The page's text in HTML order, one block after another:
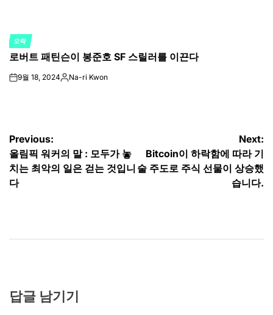
POSTED
IN
오락
로버트 패틴슨이 봉준호 SF 스릴러를 이끈다
on9월 18, 2024Posted
Na-ri Kwon
글
탐
색
Previous:
올림픽 워커의 말 : 모두가 놓
치는 최악의 일은 걷는 것입니
다
Next:
Bitcoin이 하락함에 따라 기
술 주도로 주식 선물이 상승했
습니다.
답글 남기기